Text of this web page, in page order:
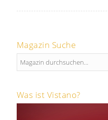
Magazin Suche
Was ist Vistano?